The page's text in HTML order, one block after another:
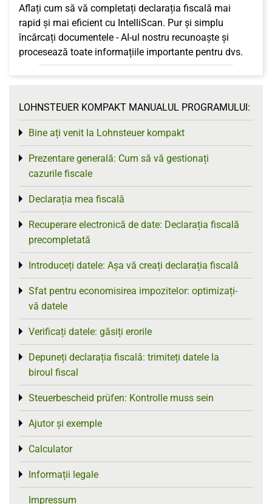
Aflați cum să vă completați declarația fiscală mai
rapid și mai eficient cu IntelliScan. Pur și simplu
încărcați documentele - AI-ul nostru recunoaște și
procesează toate informațiile importante pentru dvs.
LOHNSTEUER KOMPAKT MANUALUL PROGRAMULUI:
Bine ați venit la Lohnsteuer kompakt
Toggle menu
Prezentare generală: Cum să vă gestionați
cazurile fiscale
Toggle menu
Declarația mea fiscală
Toggle menu
Recuperare electronică de date: Declarația fiscală
precompletată
Toggle menu
Introduceți datele: Așa vă creați declarația fiscală
Toggle menu
Sfat pentru economisirea impozitelor: optimizați-
vă datele
Toggle menu
Verificați datele: găsiți erorile
Toggle menu
Depuneți declarația fiscală: trimiteți datele la
biroul fiscal
Toggle menu
Steuerbescheid prüfen: Kontrolle muss sein
Toggle menu
Ajutor și exemple
Toggle menu
Calculator
Toggle menu
Informații legale
Toggle menu
Impressum